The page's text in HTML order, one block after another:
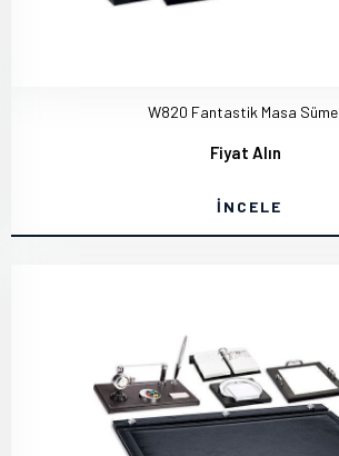
W820 Fantastik Masa
Fiyat Alın
İNCELE